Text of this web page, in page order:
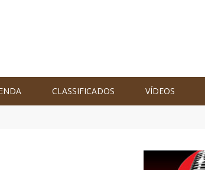
CLASSIFICADOS VÍDEOS
Internacional de Escritores, na Colômbia